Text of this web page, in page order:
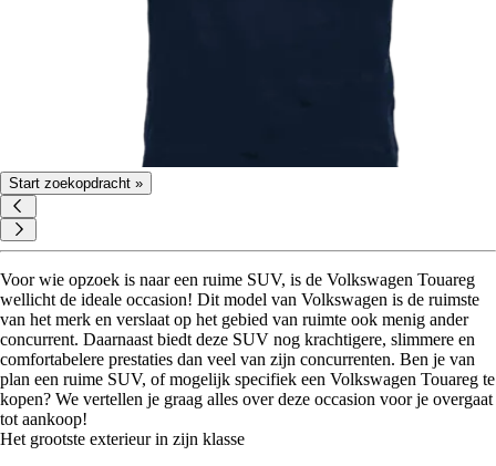
Start zoekopdracht »
Voor wie opzoek is naar een ruime SUV, is de Volkswagen Touareg
wellicht de ideale occasion! Dit model van Volkswagen is de ruimste
van het merk en verslaat op het gebied van ruimte ook menig ander
concurrent. Daarnaast biedt deze SUV nog krachtigere, slimmere en
comfortabelere prestaties dan veel van zijn concurrenten. Ben je van
plan een ruime SUV, of mogelijk specifiek een Volkswagen Touareg te
kopen? We vertellen je graag alles over deze occasion voor je overgaat
tot aankoop!
Het grootste exterieur in zijn klasse